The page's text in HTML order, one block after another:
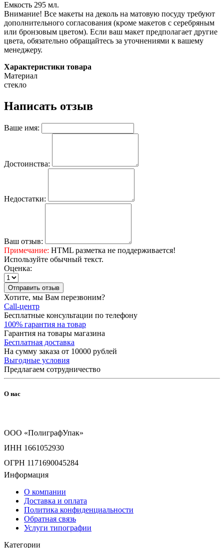
Емкость 295 мл.
Внимание! Все макеты на деколь на матовую посуду требуют
дополнительного согласования (кроме макетов с серебряным
или бронзовым цветом). Если ваш макет предполагает другие
цвета, обязательно обращайтесь за уточнениями к вашему
менеджеру.
Характеристики товара
Материал
стекло
Написать отзыв
Ваше имя:
Достоинства:
Недостатки:
Ваш отзыв:
Примечание: HTML разметка не поддерживается!
Используйте обычный текст.
Оценка:
Отправить отзыв
Хотите, мы Вам перезвоним?
Call-центр
Бесплатные консультации по телефону
100% гарантия на товар
Гарантия на товары магазина
Бесплатная доставка
На сумму заказа от 10000 рублей
Выгодные условия
Предлагаем сотрудничество
О нас
ООО «ПолиграфУпак»
ИНН 1661052930
ОГРН 1171690045284
Информация
О компании
Доставка и оплата
Политика конфиденциальности
Обратная связь
Услуги типографии
Категории